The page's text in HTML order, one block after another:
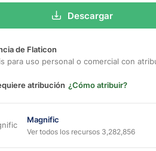
Descargar
de Flaticon
para uso personal o comercial con
atribución ¿Cómo atribuir?
Magnific
Ver todos los recursos 3,282,856